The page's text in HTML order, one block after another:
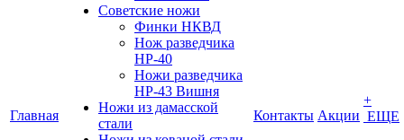
Главная
Советские ножи
Финки НКВД
Нож разведчика
НР-40
Ножи разведчика
НР-43 Вишня
Ножи из дамасской
стали
Контакты Акции
+
ЕЩЕ